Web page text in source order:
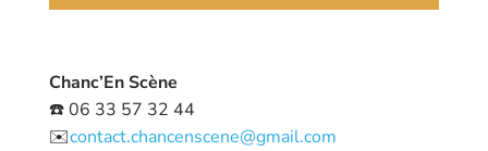
Chanc’En Scène
☎️ 06 33 57 32 44
✉️contact.chancenscene@gmail.com